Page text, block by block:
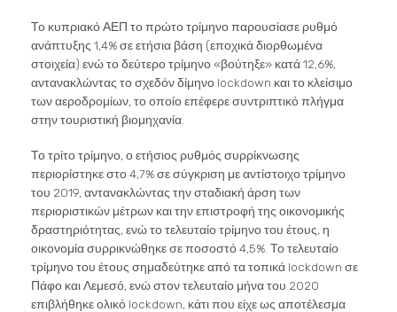
Το κυπριακό ΑΕΠ το πρώτο τρίμηνο παρουσίασε ρυθμό
ανάπτυξης 1,4% σε ετήσια βάση (εποχικά διορθωμένα
στοιχεία) ενώ το δεύτερο τρίμηνο «βούτηξε» κατά 12,6%,
αντανακλώντας το σχεδόν δίμηνο lockdown και το κλείσιμο
των αεροδρομίων, το οποίο επέφερε συντριπτικό πλήγμα
στην τουριστική βιομηχανία.
Το τρίτο τρίμηνο, ο ετήσιος ρυθμός συρρίκνωσης
περιορίστηκε στο 4,7% σε σύγκριση με αντίστοιχο τρίμηνο
του 2019, αντανακλώντας την σταδιακή άρση των
περιοριστικών μέτρων και την επιστροφή της οικονομικής
δραστηριότητας, ενώ το τελευταίο τρίμηνο του έτους, η
οικονομία συρρικνώθηκε σε ποσοστό 4,5%. Το τελευταίο
τρίμηνο του έτους σημαδεύτηκε από τα τοπικά lockdown σε
Πάφο και Λεμεσό, ενώ στον τελευταίο μήνα του 2020
επιβλήθηκε ολικό lockdown, κάτι που είχε ως αποτέλεσμα